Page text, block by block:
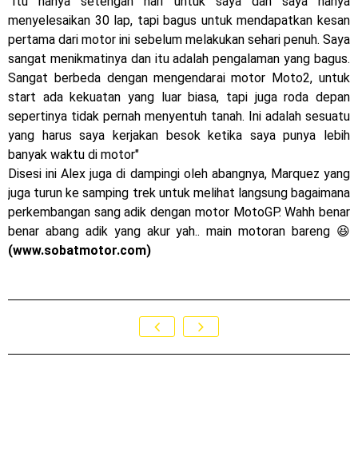
Sudah pakai winglet Karbon, Yamaha resmi merilis YZF-R1
dan YZF-R1M model 2025 !
Begini penampakan livery Kawasaki Ninja ZX-25RR KRT
Edition 2025
Berkenalan dengan KTM 990 RC R, jagoan baru dari KTM !
Yamaha Rilis New R15M versi 2024, makin sangar !
Penampakan tim Red Bull KTM Factory Racing musim 2024 !
MotoGP : Francesco Bagnaia Juara Dunia MotoGP musim
menyelesaikan 30 lap, tapi bagus untuk mendapatkan kesan
pertama dari motor ini sebelum melakukan sehari penuh. Saya
sangat menikmatinya dan itu adalah pengalaman yang bagus.
Sangat berbeda dengan mengendarai motor Moto2, untuk
start ada kekuatan yang luar biasa, tapi juga roda depan
sepertinya tidak pernah menyentuh tanah. Ini adalah sesuatu
yang harus saya kerjakan besok ketika saya punya lebih
banyak waktu di motor"
Disesi ini Alex juga di dampingi oleh abangnya, Marquez yang
juga turun ke samping trek untuk melihat langsung bagaimana
perkembangan sang adik dengan motor MotoGP. Wahh benar
benar abang adik yang akur yah.. main motoran bareng 😆
(www.sobatmotor.com)